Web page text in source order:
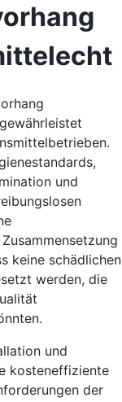
und
keine schädlichen
werden, die
und
kosteneffiziente
der